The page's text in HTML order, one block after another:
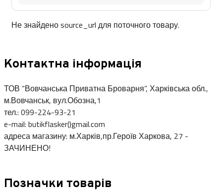
Не знайдено source_url для поточного товару.
Контактна інформація
ТОВ “Вовчанська Приватна Броварня”, Харківська обл.,
м.Вовчанськ, вул.Обозна,1
тел.: 099-224-93-21
e-mail: butikflasker()gmail.com
адреса магазину: м.Харків,пр.Героїв Харкова, 27 -
ЗАЧИНЕНО!
Позначки товарів